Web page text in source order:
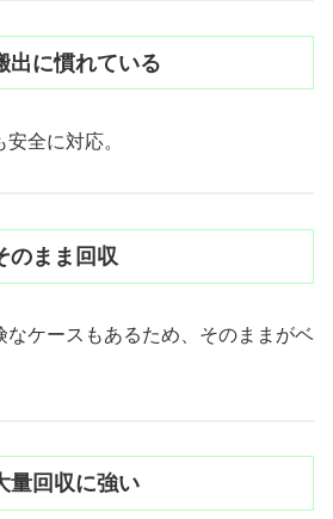
出に慣れている
全に対応。
のまま回収
なケースもあるため、そのままがベ
量回収に強い